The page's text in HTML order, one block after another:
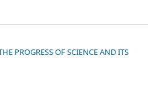
PROGRESS OF SCIENCE AND ITS